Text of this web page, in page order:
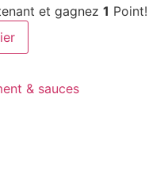
et gagnez 1 Point!
& sauces